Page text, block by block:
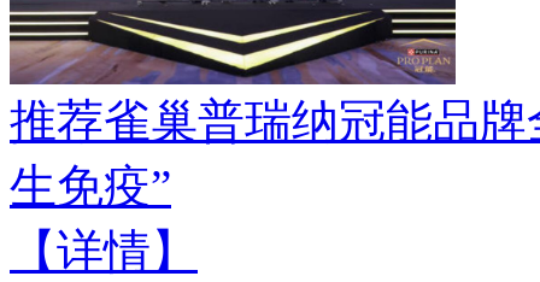
推荐雀巢普瑞纳冠能品
生免疫”
【详情】